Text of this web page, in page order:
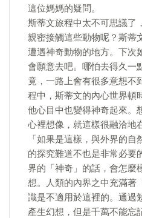
這位媽媽的疑問。
斯蒂文旅程中太不可思議了
親密接觸這些動物呢？斯蒂
遭遇神奇動物的地方。下次
會願意去吧。哪怕去得久一
竟，一路上會有很多意想不
程中，斯蒂文的內心世界頓
他心目中也變得神奇起來。
心裡想像，就這樣很融洽地
「如果是這樣，與外界的
的探究難道不也是非常必要
界的「神奇」的話，會怎麼
想。人類的內界之中充滿著
識是不適用於這裡的。通過
產生幻想，但是千萬不能忘